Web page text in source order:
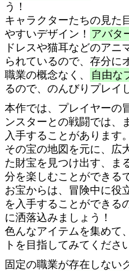
う！
キャラクターたちの見た
やすいデザイン！ アバタ
ドレスや猫耳などのア
られているので、存分に
職業の概念なく、
自由な
るので、のんびりプレイ
本作では、プレイヤーの
ンスターとの戦闘では、
入手することがあります
その宝の地図を元に、広
た財宝を見つけ出す、ま
分を楽しむことができる
お宝からは、冒険中に役
を入手することができる
に洒落込みましょう！
色んなアイテムを集めて
トを目指してみてくださ
固定の職業が存在しない